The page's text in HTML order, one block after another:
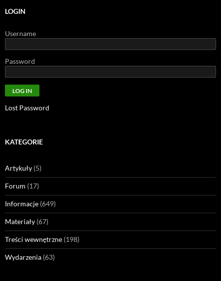
LOGIN
Username
Password
Lost Password
KATEGORIE
Artykuły (5)
Forum (17)
Informacje (649)
Materiały (67)
Treści wewnętrzne (198)
Wydarzenia (63)